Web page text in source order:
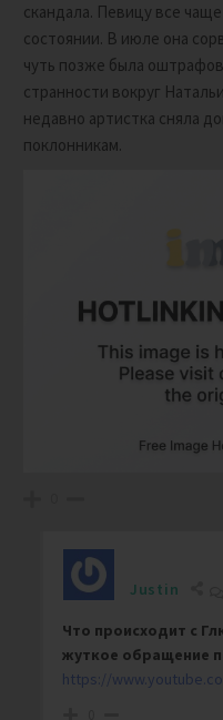
скандала. Певицу все
состоянии. В июле она
чуть позже была
странности вокруг
недавно артистка сняла
поклонникам.
Justin
Что происходит с
жуткое обращение
https://